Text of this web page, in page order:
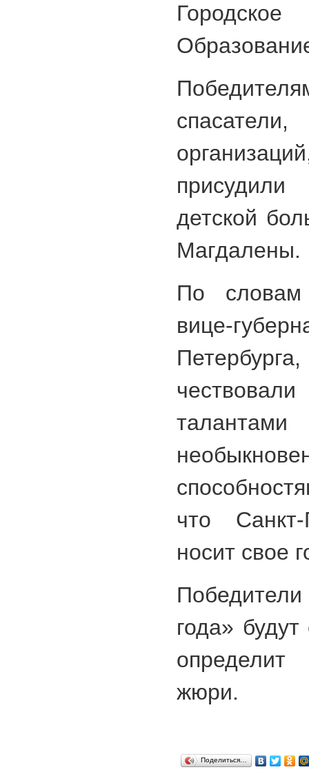
присудили
детской
Магдалены.
По
вице-
что
носит свое
года»
жюри.
Поделиться…